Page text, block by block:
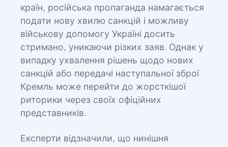
країн, російська пропаганда намагається
подати нову хвилю санкцій і можливу
військову допомогу Україні досить
стримано, уникаючи різких заяв. Однак у
випадку ухвалення рішень щодо нових
санкцій або передачі наступальної зброї
Кремль може перейти до жорсткішої
риторики через своїх офіційних
представників.
Експерти відзначили, що нинішня